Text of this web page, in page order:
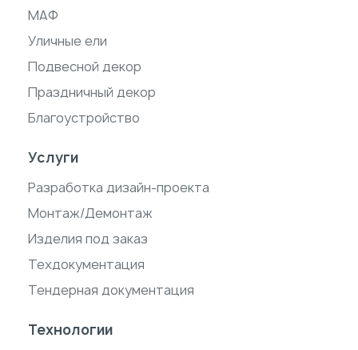
МАФ
Уличные ели
Подвесной декор
Праздничный декор
Благоустройство
Услуги
Разработка дизайн-проекта
Монтаж/Демонтаж
Изделия под заказ
Техдокументация
Тендерная документация
Технологии